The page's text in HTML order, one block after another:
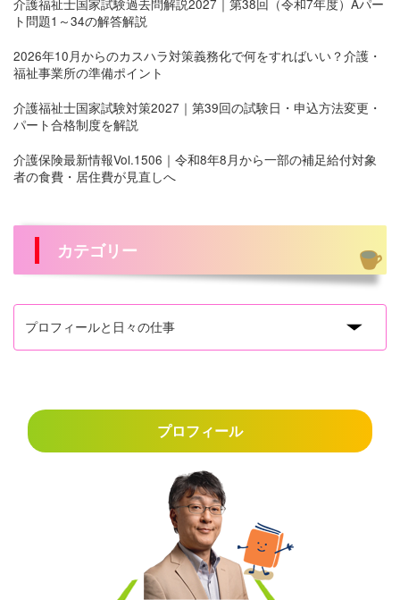
介護福祉士国家試験過去問解説2027｜第38回（令和7年度）Aパー
ト問題1～34の解答解説
2026年10月からのカスハラ対策義務化で何をすればいい？介護・
福祉事業所の準備ポイント
介護福祉士国家試験対策2027｜第39回の試験日・申込方法変更・
パート合格制度を解説
介護保険最新情報Vol.1506｜令和8年8月から一部の補足給付対象
者の食費・居住費が見直しへ
カテゴリー
プロフィール